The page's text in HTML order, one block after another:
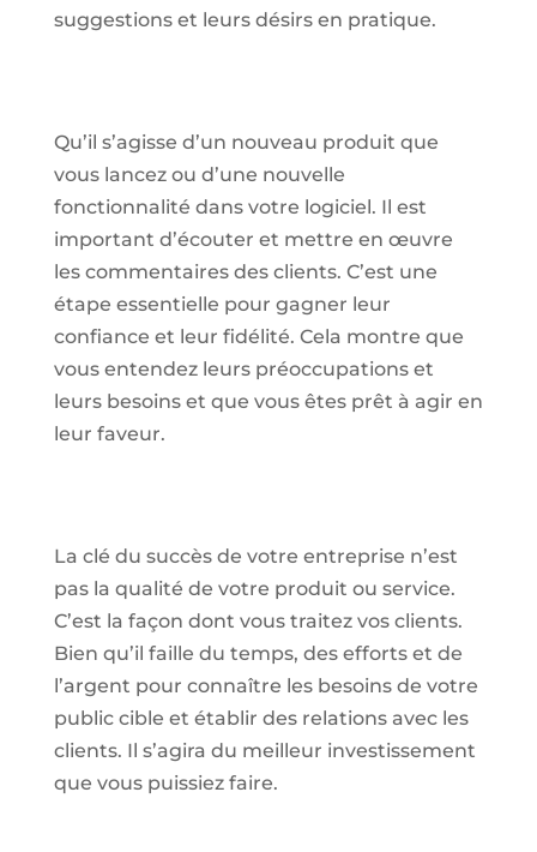
suggestions et leurs désirs en pratique.
Qu’il s’agisse d’un nouveau produit que
vous lancez ou d’une nouvelle
fonctionnalité dans votre logiciel. Il est
important d’écouter et mettre en œuvre
les commentaires des clients. C’est une
étape essentielle pour gagner leur
confiance et leur fidélité. Cela montre que
vous entendez leurs préoccupations et
leurs besoins et que vous êtes prêt à agir en
leur faveur.
La clé du succès de votre entreprise n’est
pas la qualité de votre produit ou service.
C’est la façon dont vous traitez vos clients.
Bien qu’il faille du temps, des efforts et de
l’argent pour connaître les besoins de votre
public cible et établir des relations avec les
clients. Il s’agira du meilleur investissement
que vous puissiez faire.